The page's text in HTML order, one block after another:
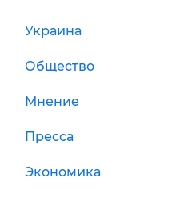
Украина
Общество
Мнение
Пресса
Экономика